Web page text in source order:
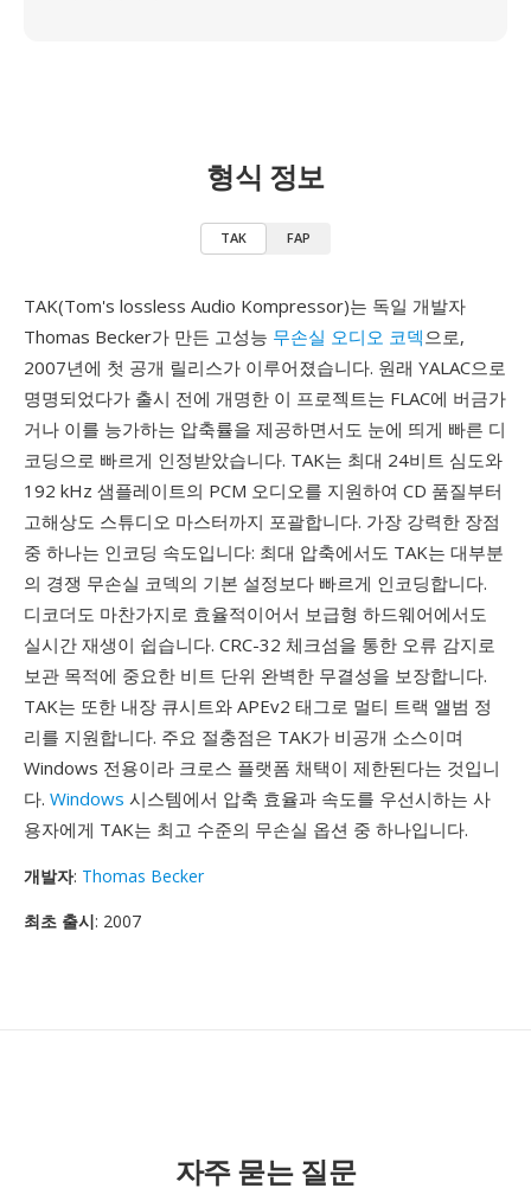
형식 정보
TAK FAP
TAK(Tom's lossless Audio Kompressor)는 독일 개발자
Thomas Becker가 만든 고성능 무손실 오디오 코덱으로,
2007년에 첫 공개 릴리스가 이루어졌습니다. 원래 YALAC으로
명명되었다가 출시 전에 개명한 이 프로젝트는 FLAC에 버금가
거나 이를 능가하는 압축률을 제공하면서도 눈에 띄게 빠른 디
코딩으로 빠르게 인정받았습니다. TAK는 최대 24비트 심도와
192 kHz 샘플레이트의 PCM 오디오를 지원하여 CD 품질부터
고해상도 스튜디오 마스터까지 포괄합니다. 가장 강력한 장점
중 하나는 인코딩 속도입니다: 최대 압축에서도 TAK는 대부분
의 경쟁 무손실 코덱의 기본 설정보다 빠르게 인코딩합니다.
디코더도 마찬가지로 효율적이어서 보급형 하드웨어에서도
실시간 재생이 쉽습니다. CRC-32 체크섬을 통한 오류 감지로
보관 목적에 중요한 비트 단위 완벽한 무결성을 보장합니다.
TAK는 또한 내장 큐시트와 APEv2 태그로 멀티 트랙 앨범 정
리를 지원합니다. 주요 절충점은 TAK가 비공개 소스이며
Windows 전용이라 크로스 플랫폼 채택이 제한된다는 것입니
다. Windows 시스템에서 압축 효율과 속도를 우선시하는 사
용자에게 TAK는 최고 수준의 무손실 옵션 중 하나입니다.
개발자: Thomas Becker
최초 출시: 2007
자주 묻는 질문